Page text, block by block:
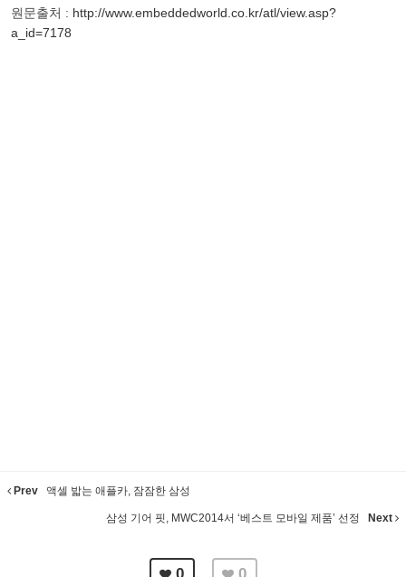
원문출처 : http://www.embeddedworld.co.kr/atl/view.asp?
a_id=7178
Prev 액셀 밟는 애플카, 잠잠한 삼성
삼성 기어 핏, MWC2014서 ‘베스트 모바일 제품’ 선정 Next